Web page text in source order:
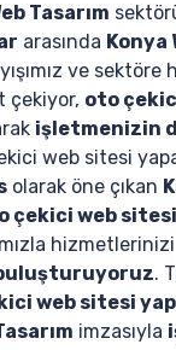
Tasarım
arasında Konya
ve sektöre
çekiyor, oto
işletmenizin
web sitesi
olarak öne çıkan
çekici web
hizmetlerinizi
.
web sitesi
imzasıyla